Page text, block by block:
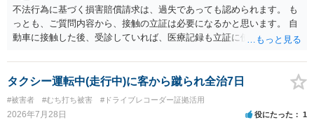
で、弁護士が受任する場合には、叔母様ご本人の依頼意思等を確認す
る必要があります。日本語での十分な意思疎通が難しいとのことです
ので、そのあたりのご事情も踏まえて、依頼意思の確認方法等を検討
不法行為に基づく損害賠償請求は、過失であっても認められます。 も
っとも、ご質問内容から、接触の立証は必要になるかと思います。 自
動車に接触した後、受診していれば、医療記録も立証に使えるかと思
士にご相談ください。
タクシー運転中(走行中)に客から蹴られ全治7日
#被害者 #むち打ち被害 #ドライブレコーダー証拠活用
2026年7月28日 役にたった 1